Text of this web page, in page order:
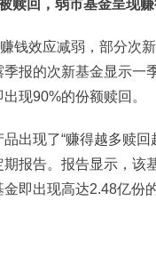
赎回，弱市基金呈现
钱效应减弱，部分次
报的次新基金显示一
现90%的份额赎回。
出现了“赚得越多赎
报告。报告显示，该
即出现高达2.48亿份